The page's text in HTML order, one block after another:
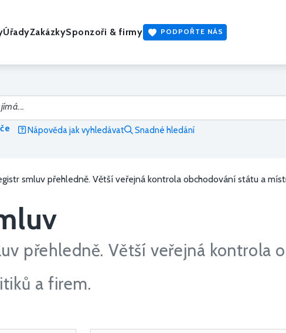
ÚřadyZakázkySponzoři & firmy PODPOŘTE NÁS
Nápověda jak vyhledávat Snadné hledání
smluv přehledně. Větší veřejná kontrola obchodování státu a
přehledně. Větší veřejná kontrola
a firem.